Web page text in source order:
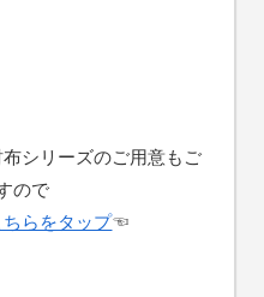
シリーズのご用意もご
ので
ちらをタップ☜